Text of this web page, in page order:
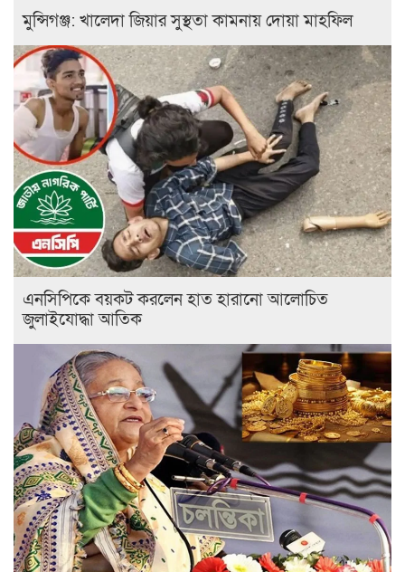
মুন্সিগঞ্জ: খালেদা জিয়ার সুস্থতা কামনায় দোয়া মাহফিল
এনসিপিকে বয়কট করলেন হাত হারানো আলোচিত
জুলাইযোদ্ধা আতিক